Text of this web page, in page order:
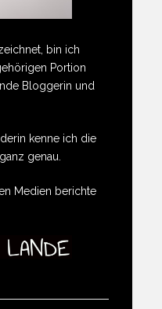
bin ich
Portion
Bloggerin und
kenne ich die
genau.
Medien berichte